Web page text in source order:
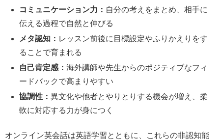
コミュニケーション力： 自分の考えをまとめ、相手に
伝える過程で自然と伸びる
メタ認知： レッスン前後に目標設定やふりかえりをす
ることで育まれる
自己肯定感：海外講師や先生からのポジティブなフィ
ードバックで高まりやすい
協調性：異文化や他者とやりとりする機会が増え、柔
軟に対応する力が身につく
オンライン英会話は英語学習とともに、これらの非認知能